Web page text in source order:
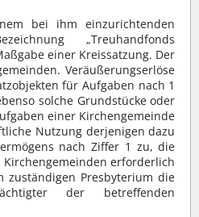
bei ihm einzurichtenden
„Treuhandfonds
einer Kreissatzung. Der
Veräußerungserlöse
für Aufgaben nach 1
solche Grundstücke oder
einer Kirchengemeinde
Nutzung derjenigen dazu
nach Ziffer 1 zu, die
erforderlich
Presbyterium die
der betreffenden